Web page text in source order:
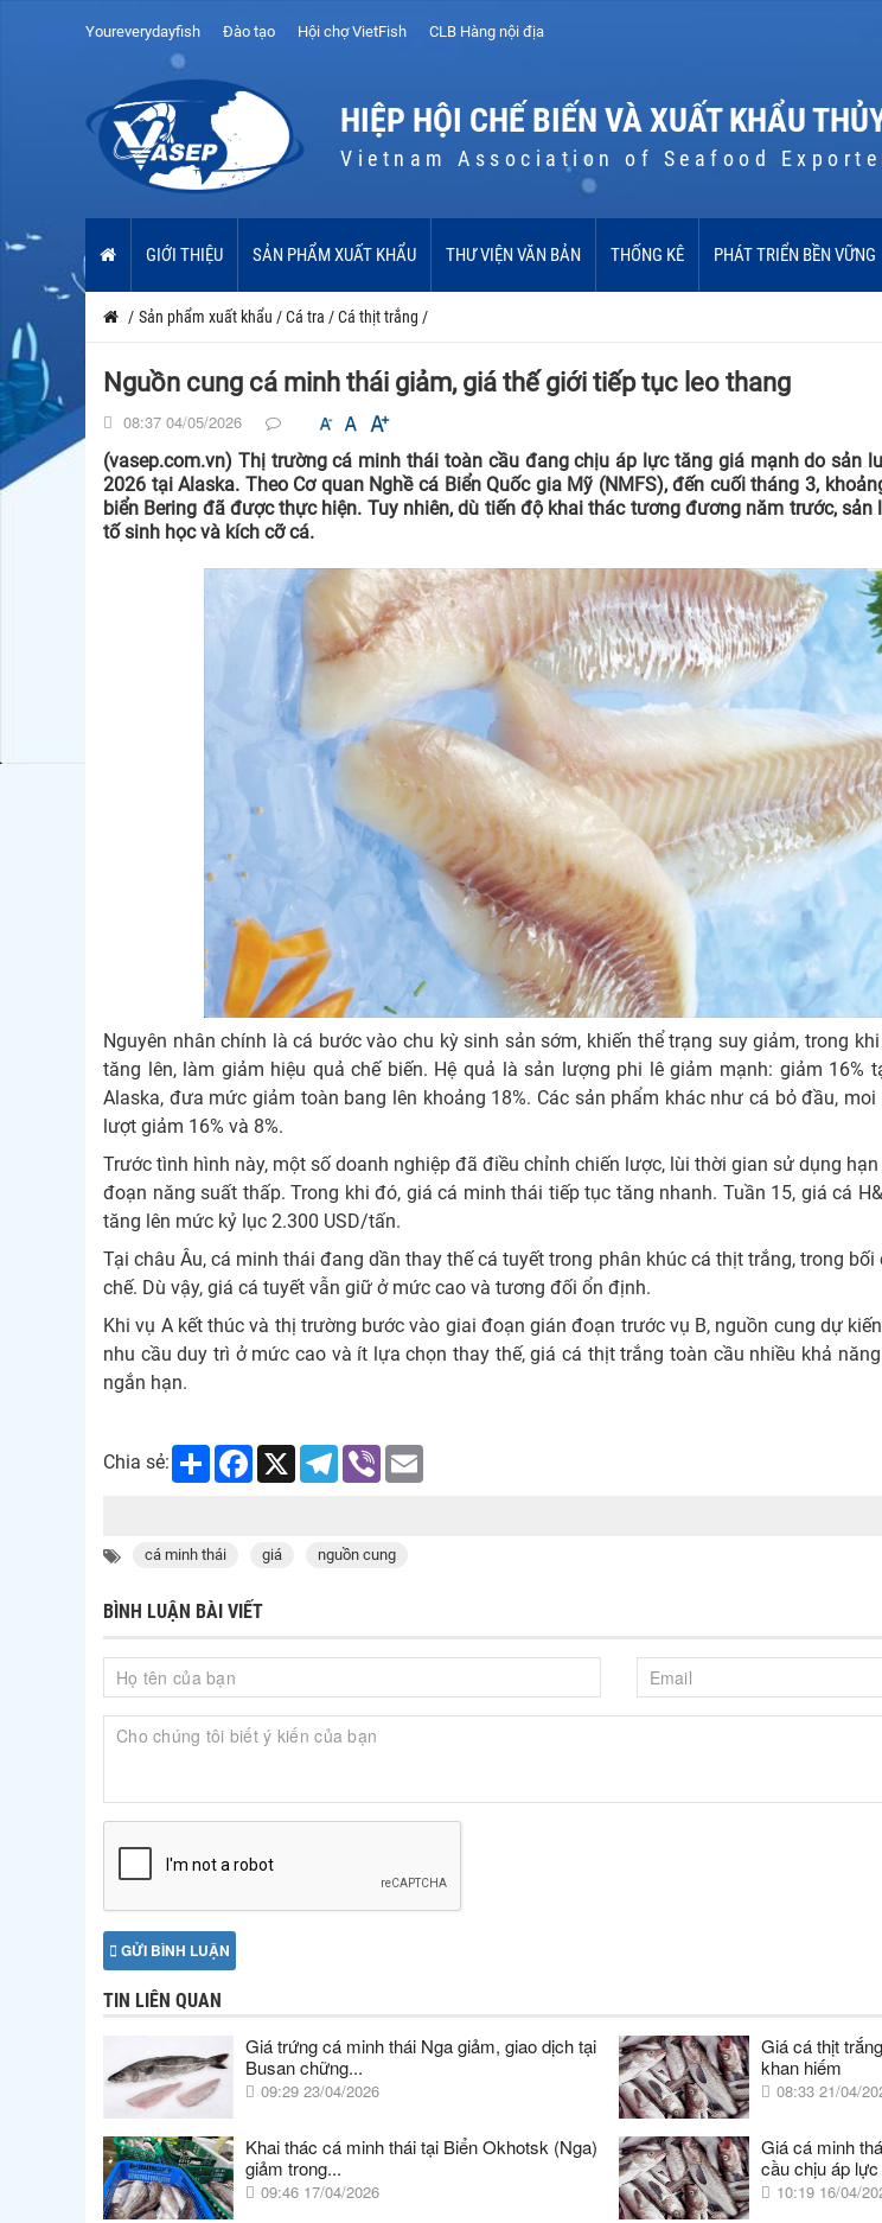
Youreverydayfish Đào tạo Hội chợ VietFish CLB Hàng nội địa
HIỆP HỘI CHẾ BIẾN VÀ XUẤT KHẨU
Vietnam Association of Seafood
GIỚI THIỆU SẢN PHẨM XUẤT KHẨU THƯ VIỆN VĂN BẢN THỐNG KÊ PHÁT TRIỂN BỀN VỮNG
/ Sản phẩm xuất khẩu /Cá tra /Cá thịt trắng /
Nguồn cung cá minh thái giảm, giá thế giới tiếp tục leo thang
08:37 04/05/2026
(vasep.com.vn) Thị trường cá minh thái toàn cầu đang chịu áp lực tăng giá mạnh do sản
2026 tại Alaska. Theo Cơ quan Nghề cá Biển Quốc gia Mỹ (NMFS), đến cuối tháng 3,
biển Bering đã được thực hiện. Tuy nhiên, dù tiến độ khai thác tương đương năm trước,
tố sinh học và kích cỡ cá.
Nguyên nhân chính là cá bước vào chu kỳ sinh sản sớm, khiến thể trạng suy giảm, trong
tăng lên, làm giảm hiệu quả chế biến. Hệ quả là sản lượng phi lê giảm mạnh: giảm 16%
Alaska, đưa mức giảm toàn bang lên khoảng 18%. Các sản phẩm khác như cá bỏ đầu,
lượt giảm 16% và 8%.
Trước tình hình này, một số doanh nghiệp đã điều chỉnh chiến lược, lùi thời gian sử dụng
đoạn năng suất thấp. Trong khi đó, giá cá minh thái tiếp tục tăng nhanh. Tuần 15, giá cá
tăng lên mức kỷ lục 2.300 USD/tấn.
Tại châu Âu, cá minh thái đang dần thay thế cá tuyết trong phân khúc cá thịt trắng, trong
chế. Dù vậy, giá cá tuyết vẫn giữ ở mức cao và tương đối ổn định.
Khi vụ A kết thúc và thị trường bước vào giai đoạn gián đoạn trước vụ B, nguồn cung dự
nhu cầu duy trì ở mức cao và ít lựa chọn thay thế, giá cá thịt trắng toàn cầu nhiều khả
ngắn hạn.
Chia sẻ: Share Facebook
X Telegram
Viber
cá minh thái giá nguồn cung
BÌNH LUẬN BÀI VIẾT
GỬI BÌNH LUẬN
TIN LIÊN QUAN
Giá trứng cá minh thái Nga giảm, giao dịch tại
Busan chững...
09:29 23/04/2026
Giá cá thịt
khan hiếm
08:33 21/04/
Khai thác cá minh thái tại Biển Okhotsk (Nga)
giảm trong...
09:46 17/04/2026
Giá cá minh
cầu chịu áp lực
10:19 16/04/